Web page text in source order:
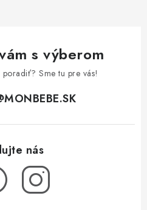
s výberom
Sme tu pre vás!
MONBEBE.SK